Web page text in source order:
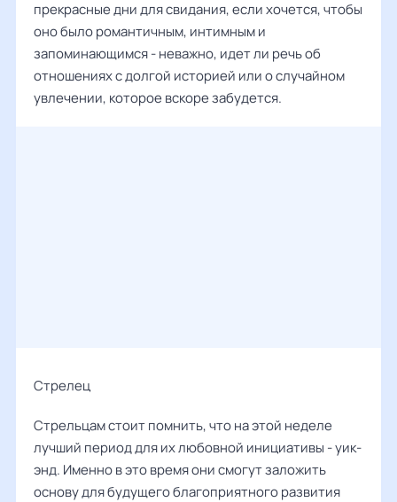
прекрасные дни для свидания, если хочется, чтобы
оно было романтичным, интимным и
запоминающимся - неважно, идет ли речь об
отношениях с долгой историей или о случайном
увлечении, которое вскоре забудется.
Стрелец
Стрельцам стоит помнить, что на этой неделе
лучший период для их любовной инициативы - уик-
энд. Именно в это время они смогут заложить
основу для будущего благоприятного развития